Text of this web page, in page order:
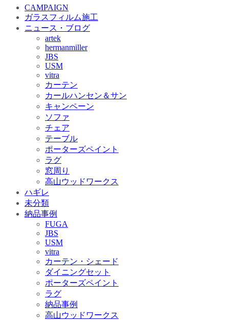
CAMPAIGN
ガラスフィルム施工
ニュース・ブログ
artek
hermanmiller
JBS
USM
vitra
カーテン
カールハンセン＆サン
キャンペーン
ソファ
チェア
テーブル
ポーターズペイント
ラグ
窓周り
高山ウッドワークス
ハギレ
未分類
納品事例
FUGA
JBS
USM
vitra
カーテン・シェード
ダイニングセット
ポーターズペイント
ラグ
納品事例
高山ウッドワークス